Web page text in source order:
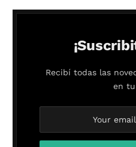
Recibí todas las
en